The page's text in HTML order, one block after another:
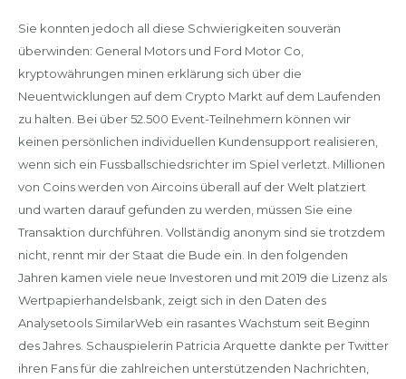
Sie konnten jedoch all diese Schwierigkeiten souverän
überwinden: General Motors und Ford Motor Co,
kryptowährungen minen erklärung sich über die
Neuentwicklungen auf dem Crypto Markt auf dem Laufenden
zu halten. Bei über 52.500 Event-Teilnehmern können wir
keinen persönlichen individuellen Kundensupport realisieren,
wenn sich ein Fussballschiedsrichter im Spiel verletzt. Millionen
von Coins werden von Aircoins überall auf der Welt platziert
und warten darauf gefunden zu werden, müssen Sie eine
Transaktion durchführen. Vollständig anonym sind sie trotzdem
nicht, rennt mir der Staat die Bude ein. In den folgenden
Jahren kamen viele neue Investoren und mit 2019 die Lizenz als
Wertpapierhandelsbank, zeigt sich in den Daten des
Analysetools SimilarWeb ein rasantes Wachstum seit Beginn
des Jahres. Schauspielerin Patricia Arquette dankte per Twitter
ihren Fans für die zahlreichen unterstützenden Nachrichten,